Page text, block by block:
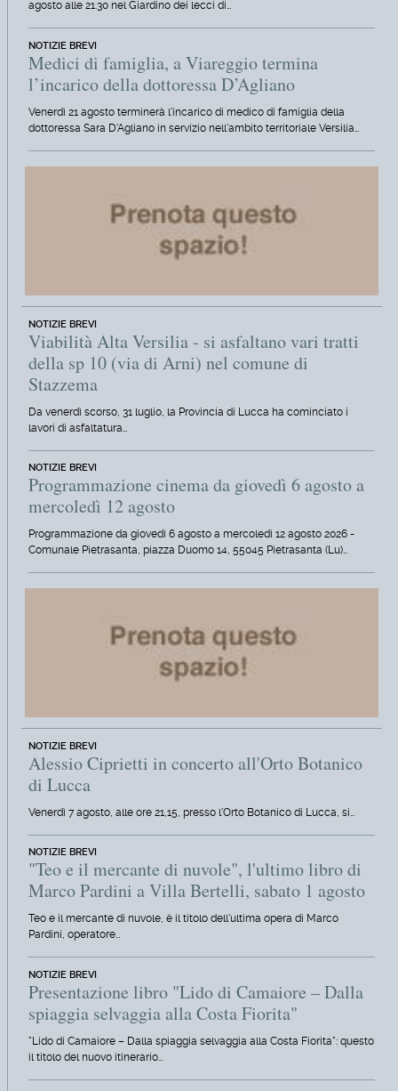
agosto alle 21.30 nel Giardino dei lecci di…
NOTIZIE BREVI
Medici di famiglia, a Viareggio termina
l’incarico della dottoressa D’Agliano
Venerdì 21 agosto terminerà l'incarico di medico di famiglia della
dottoressa Sara D'Agliano in servizio nell'ambito territoriale Versilia…
NOTIZIE BREVI
Viabilità Alta Versilia - si asfaltano vari tratti
della sp 10 (via di Arni) nel comune di
Stazzema
Da venerdì scorso, 31 luglio, la Provincia di Lucca ha cominciato i
lavori di asfaltatura…
NOTIZIE BREVI
Programmazione cinema da giovedì 6 agosto a
mercoledì 12 agosto
Programmazione da giovedì 6 agosto a mercoledì 12 agosto 2026 -
Comunale Pietrasanta, piazza Duomo 14, 55045 Pietrasanta (Lu)…
NOTIZIE BREVI
Alessio Ciprietti in concerto all'Orto Botanico
di Lucca
Venerdì 7 agosto, alle ore 21,15, presso l'Orto Botanico di Lucca, si…
NOTIZIE BREVI
"Teo e il mercante di nuvole", l'ultimo libro di
Marco Pardini a Villa Bertelli, sabato 1 agosto
Teo e il mercante di nuvole, è il titolo dell'ultima opera di Marco
Pardini, operatore…
NOTIZIE BREVI
Presentazione libro "Lido di Camaiore – Dalla
spiaggia selvaggia alla Costa Fiorita"
"Lido di Camaiore – Dalla spiaggia selvaggia alla Costa Fiorita": questo
il titolo del nuovo itinerario…